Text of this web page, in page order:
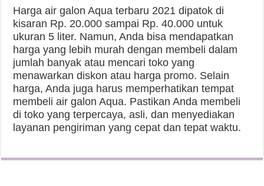
Harga air galon Aqua terbaru 2021 dipatok di
kisaran Rp. 20.000 sampai Rp. 40.000 untuk
ukuran 5 liter. Namun, Anda bisa mendapatkan
harga yang lebih murah dengan membeli dalam
jumlah banyak atau mencari toko yang
menawarkan diskon atau harga promo. Selain
harga, Anda juga harus memperhatikan tempat
membeli air galon Aqua. Pastikan Anda membeli
di toko yang terpercaya, asli, dan menyediakan
layanan pengiriman yang cepat dan tepat waktu.